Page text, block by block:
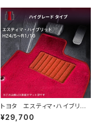
トヨタ エスティマ・ハイブリッ
ド H24/5〜R1/10（後期） 20
系 フロアマット一式 カーマッ
¥29,700